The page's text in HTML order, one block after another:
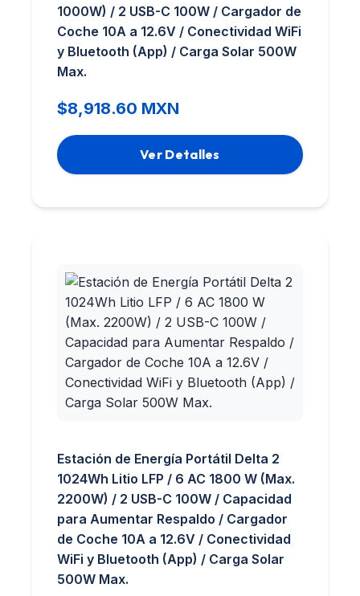
1000W) / 2 USB-C 100W / Cargador de
Coche 10A a 12.6V / Conectividad WiFi
y Bluetooth (App) / Carga Solar 500W
Max.
$8,918.60 MXN
Ver Detalles
Estación de Energía Portátil Delta 2
1024Wh Litio LFP / 6 AC 1800 W (Max.
2200W) / 2 USB-C 100W / Capacidad
para Aumentar Respaldo / Cargador
de Coche 10A a 12.6V / Conectividad
WiFi y Bluetooth (App) / Carga Solar
500W Max.